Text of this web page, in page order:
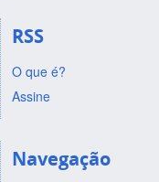
RSS
O que é?
Assine
Navegação